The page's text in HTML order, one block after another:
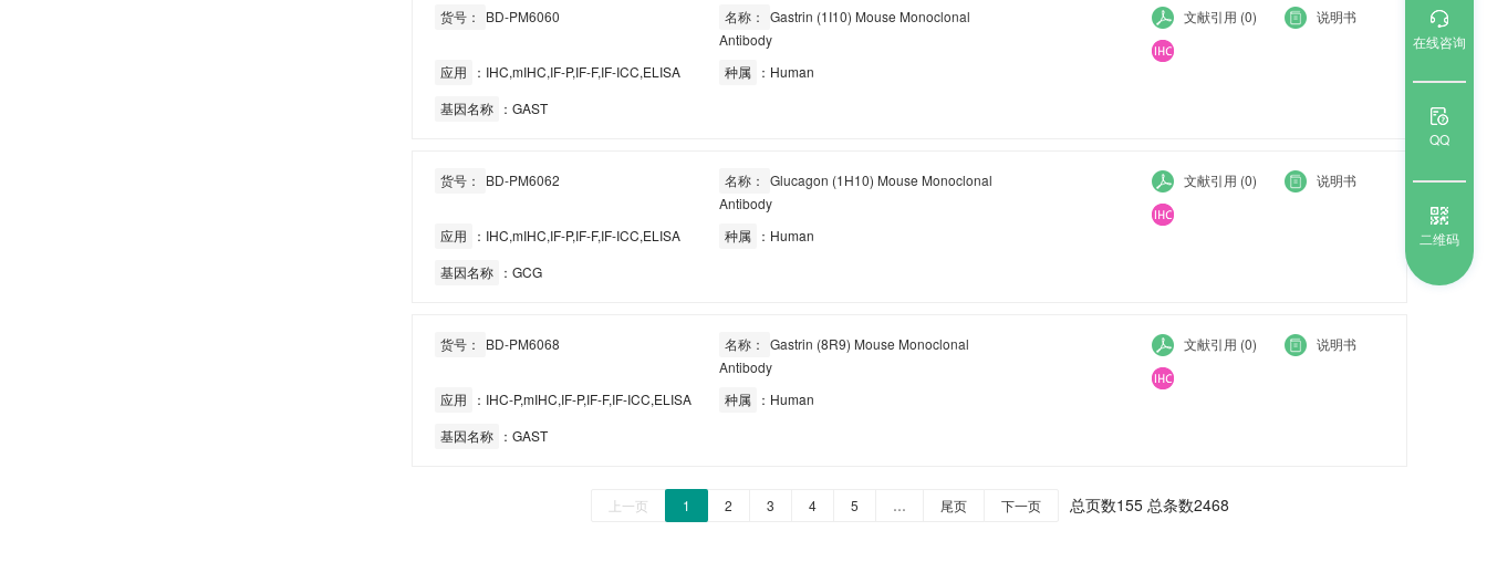
货号： BD-PM6060 名称：
Gastrin (1I10) Mouse Monoclonal
Antibody
应用
：IHC,mIHC,IF-P,IF-F,IF-ICC,ELISA 种属 ：Human
基因名称 ：GAST
文献引用 (0) 说明书
货号： BD-PM6062 名称：
Glucagon (1H10) Mouse Monoclonal
Antibody
应用
：IHC,mIHC,IF-P,IF-F,IF-ICC,ELISA 种属 ：Human
基因名称 ：GCG
文献引用 (0) 说明书
货号： BD-PM6068 名称：
Gastrin (8R9) Mouse Monoclonal
Antibody
应用
：IHC-P,mIHC,IF-P,IF-F,IF-ICC,ELISA 种属 ：Human
基因名称 ：GAST
文献引用 (0) 说明书
上一页 1 2 3 4 5 … 尾页 下一页 总页数155 总条数2468
在线咨询
QQ
二维码